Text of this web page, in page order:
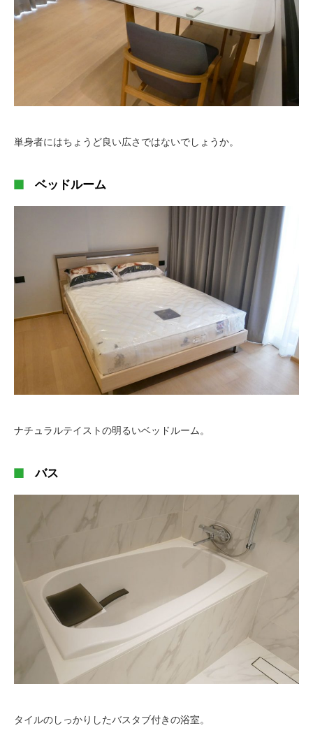
単身者にはちょうど良い広さではないでしょうか。
ベッドルーム
ナチュラルテイストの明るいベッドルーム。
バス
タイルのしっかりしたバスタブ付きの浴室。